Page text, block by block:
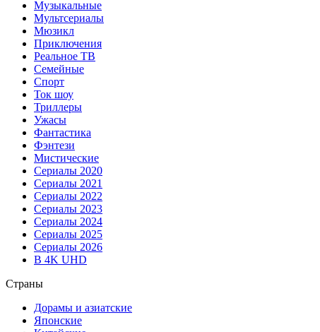
Музыкальные
Мультсериалы
Мюзикл
Приключения
Реальное ТВ
Семейные
Спорт
Ток шоу
Триллеры
Ужасы
Фантастика
Фэнтези
Мистические
Сериалы 2020
Сериалы 2021
Сериалы 2022
Сериалы 2023
Сериалы 2024
Сериалы 2025
Сериалы 2026
В 4K UHD
Страны
Дорамы и азиатские
Японские